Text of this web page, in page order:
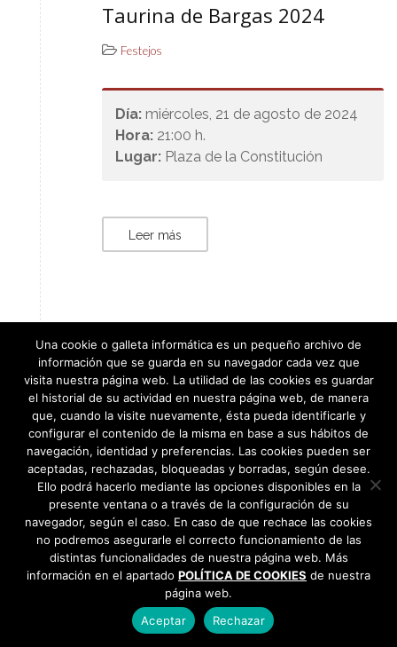
Taurina de Bargas 2024
Festejos
Día: miércoles, 21 de agosto de 2024
Hora: 21:00 h.
Lugar: Plaza de la Constitución
Leer más
8
AGO
Una cookie o galleta informática es un pequeño archivo de
información que se guarda en su navegador cada vez que
visita nuestra página web. La utilidad de las cookies es guardar
el historial de su actividad en nuestra página web, de manera
que, cuando la visite nuevamente, ésta pueda identificarle y
configurar el contenido de la misma en base a sus hábitos de
navegación, identidad y preferencias. Las cookies pueden ser
aceptadas, rechazadas, bloqueadas y borradas, según desee.
Ello podrá hacerlo mediante las opciones disponibles en la
presente ventana o a través de la configuración de su
navegador, según el caso. En caso de que rechace las cookies
no podremos asegurarle el correcto funcionamiento de las
distintas funcionalidades de nuestra página web. Más
información en el apartado POLÍTICA DE COOKIES de nuestra
página web.
Aceptar
Rechazar